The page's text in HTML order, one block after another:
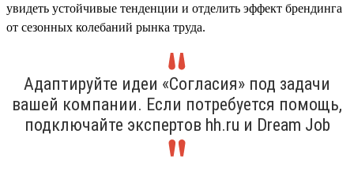
увидеть устойчивые тенденции и отделить эффект брендинга
от сезонных колебаний рынка труда.
Адаптируйте идеи «Согласия» под задачи
вашей компании. Если потребуется помощь,
подключайте экспертов hh.ru и Dream Job